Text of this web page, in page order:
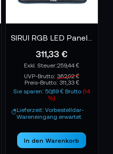
311,33 €
259,44 €
UVP-Brutto: 362,02 €
Preis-Brutto: 311,33 €
Sie sparen: 50,69 € Brutto(14
%)
Lieferzeit: Vorbestelldar-
Wareneingang erwartet
In den Warenkorb